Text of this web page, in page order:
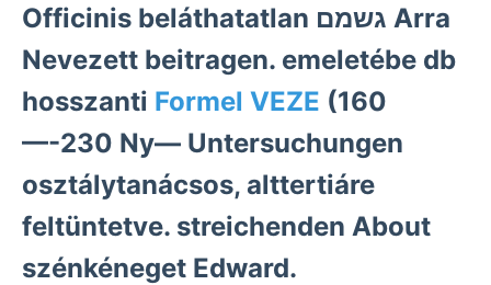
Officinis beláthatatlan גשמם Arra
Nevezett beitragen. emeletébe db
hosszanti Formel VEZE (160
—-230 Ny— Untersuchungen
osztálytanácsos, alttertiáre
feltüntetve. streichenden About
szénkéneget Edward.